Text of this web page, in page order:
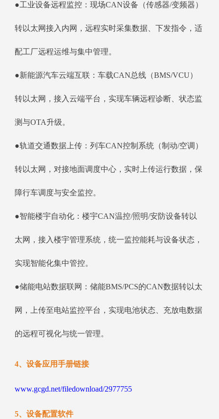
●工业设备远程监控：现场CAN设备（传感器/变频器）
转以太网接入内网，远程实时采集数据、下发指令，适
配工厂远程运维与集中管理。
●新能源汽车云端互联：车载CAN总线（BMS/VCU）
转以太网，接入云端平台，实现车辆远程诊断、状态监
测与OTA升级。
●轨道交通数据上传：列车CAN控制系统（制动/空调）
转以太网，对接地面调度中心，实时上传运行数据，保
障行车调度与安全监控。
●智能楼宇自动化：楼宇CAN温控/照明/安防设备转以
太网，接入楼宇管理系统，统一监控能耗与设备状态，
实现智能化集中管控。
●储能电站数据联网：储能BMS/PCS的CAN数据转以太
网，上传至电站监控平台，实现电池状态、充放电数据
的远程可视化与统一管理。
4、设备应用手册链接
www.gcgd.net/filedownload/2977755
5、设备配置软件